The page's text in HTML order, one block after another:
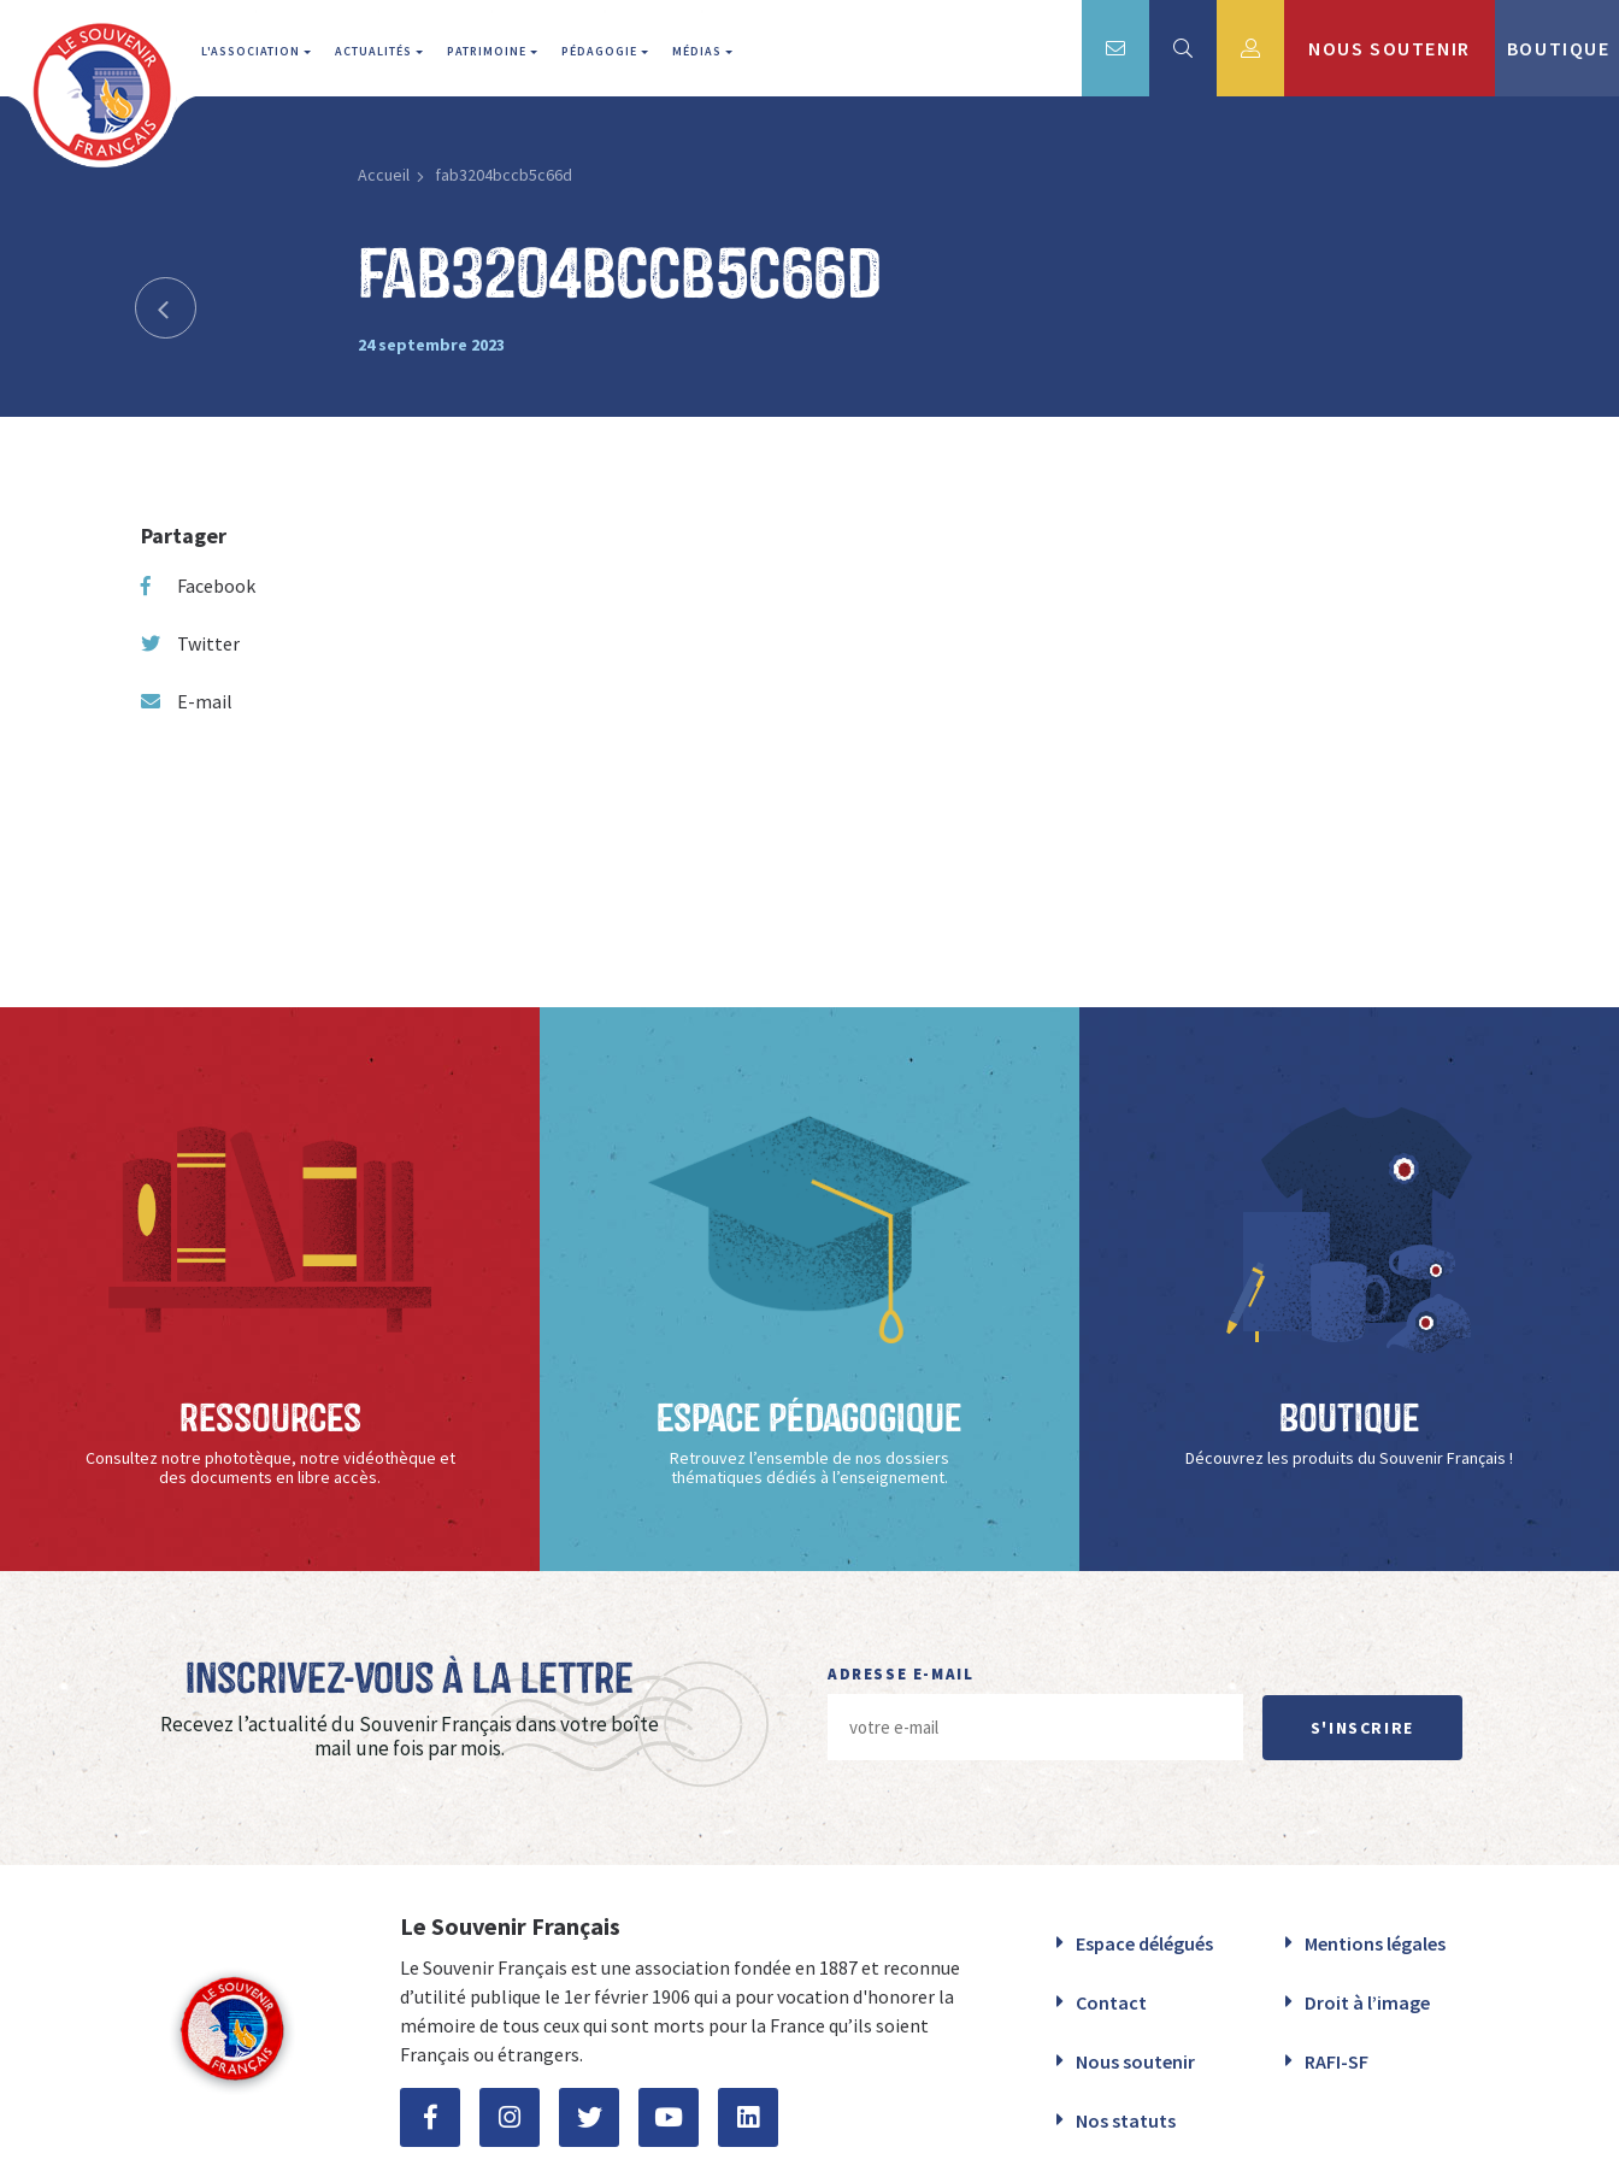
L'ASSOCIATION ACTUALITÉS PATRIMOINE PÉDAGOGIE MÉDIAS NOUS SOUTENIR BOUTIQUE
Accueil fab3204bccb5c66d
fab3204bccb5c66d
24 septembre 2023
Partager
Facebook
Twitter
E-mail
Ressources
Consultez notre phototèque, notre vidéothèque et
des documents en libre accès.
Espace Pédagogique
Retrouvez l’ensemble de nos dossiers
thématiques dédiés à l’enseignement.
Boutique
Découvrez les produits du Souvenir Français !
Inscrivez-vous à La Lettre
Recevez l’actualité du Souvenir Français dans votre boîte
mail une fois par mois.
ADRESSE E-MAIL
S'INSCRIRE
Le Souvenir Français
Le Souvenir Français est une association fondée en 1887 et reconnue
d’utilité publique le 1er février 1906 qui a pour vocation d'honorer la
mémoire de tous ceux qui sont morts pour la France qu’ils soient
Français ou étrangers.
Espace délégués Mentions légales
Contact Droit à l’image
Nous soutenir RAFI-SF
Nos statuts